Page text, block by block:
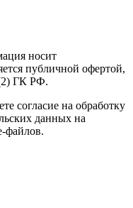
носит
публичной офертой,
ГК РФ.
согласие на обработку
данных на
файлов.